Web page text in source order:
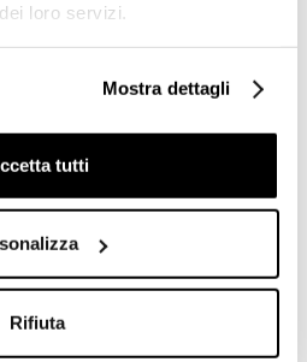
loro servizi.
Mostra dettagli
tutti
Rifiuta